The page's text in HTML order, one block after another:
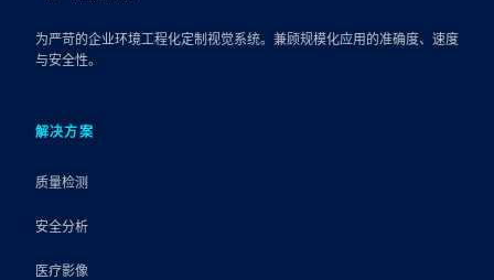
为严苛的企业环境工程化定制视觉系统。兼顾规模化应用的准确度、速度
与安全性。
解决方案
质量检测
安全分析
医疗影像